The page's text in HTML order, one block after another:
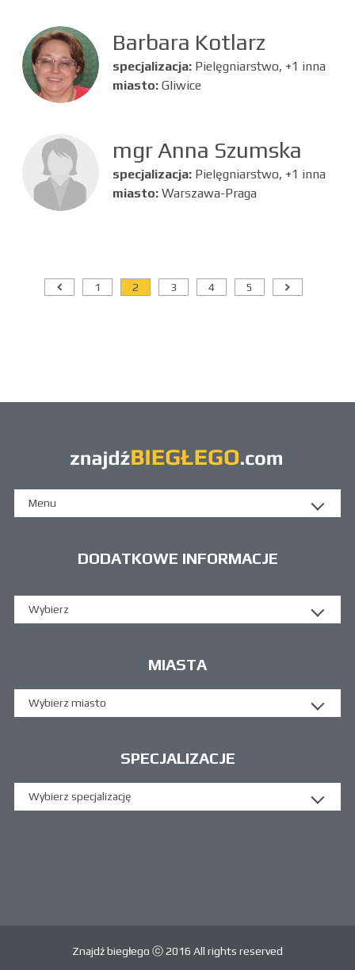
Barbara Kotlarz
specjalizacja: Pielęgniarstwo, +1 inna
miasto: Gliwice
mgr Anna Szumska
specjalizacja: Pielęgniarstwo, +1 inna
miasto: Warszawa-Praga
1 2 3 4 5
Menu
DODATKOWE INFORMACJE
Wybierz
MIASTA
Wybierz miasto
SPECJALIZACJE
Wybierz specjalizację
Znajdź biegłego ⓒ 2016 All rights reserved